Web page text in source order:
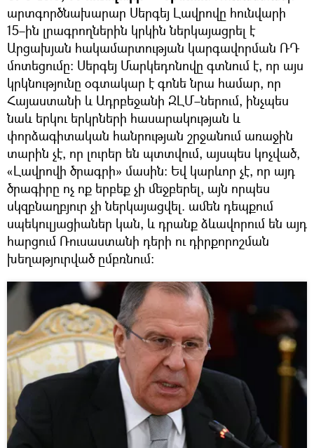
արտգործնախարար Սերգեյ Լավրովը հունվարի
15–ին լրագրողներին կրկին ներկայացրել է
Արցախյան հակամարտության կարգավորման ՌԴ
մոտեցումը։ Սերգեյ Մարկեդոնովը գտնում է, որ այս
կրկնությունը օգտակար է գոնե նրա համար, որ
Հայաստանի և Ադրբեջանի ԶԼՄ–ներում, ինչպես
նաև երկու երկրների հասարակության և
փորձագիտական հանրության շրջանում առաջին
տարին չէ, որ լուրեր են պտտվում, այսպես կոչված,
«Լավրովի ծրագրի» մասին։ Եվ կարևոր չէ, որ այդ
ծրագիրը ոչ ոք երբեք չի մեջբերել, այն որպես
սկզբնաղբյուր չի ներկայացվել. ամեն դեպքում
սպեկուլյացիաներ կան, և դրանք ձևավորում են այդ
հարցում Ռուսաստանի դերի ու դիրքորոշման
խեղաթյուրված ըմբռնում։